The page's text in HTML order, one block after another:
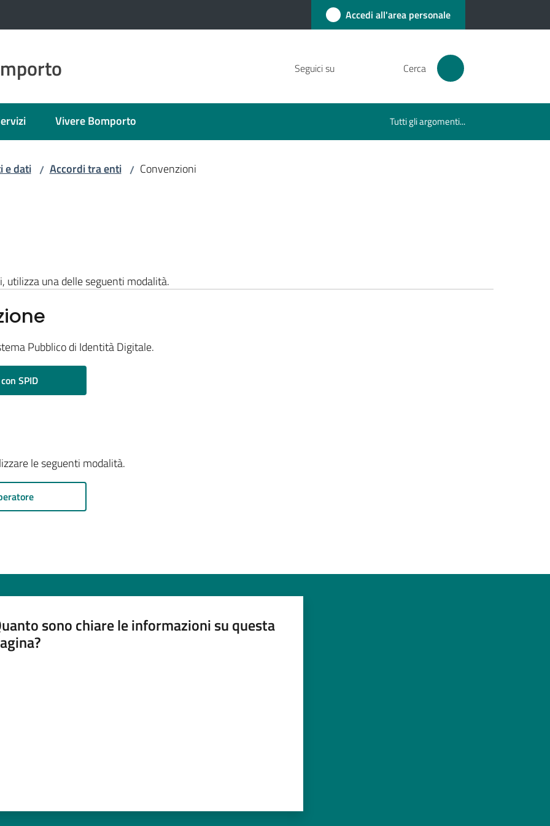
Accedi all'area personale
Seguici su Cerca
Vivere Bomporto Tutti gli argomenti...
e dati / Accordi tra enti / Convenzioni
utilizza una delle seguenti modalità.
Pubblico di Identità Digitale.
SPID
le seguenti modalità.
sono chiare le informazioni su questa